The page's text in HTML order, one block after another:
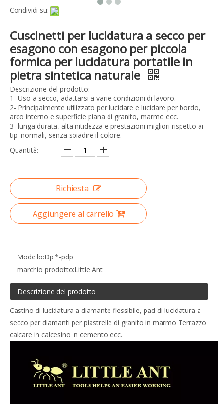
Condividi su:
Cuscinetti per lucidatura a secco per
esagono con esagono per piccola
formica per lucidatura portatile in
pietra sintetica naturale
Descrizione del prodotto:
1- Uso a secco, adattarsi a varie condizioni di lavoro.
2- Principalmente utilizzato per lucidare e lucidare per bordo,
arco interno e superficie piana di granito, marmo ecc.
3- lunga durata, alta nitidezza e prestazioni migliori rispetto ai
tipi normali, senza sbiadire il colore.
Quantità:
Richiesta
Aggiungere al carrello
Modello:Dpl*-pdp
marchio prodotto:Little Ant
Descrizione del prodotto
Castino di lucidatura a diamante flessibile, pad di lucidatura a
secco per diamanti per piastrelle di granito in marmo Terrazzo
calcare in calcesino in cemento ecc.